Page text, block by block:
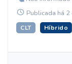
Publicada há 2
CLT Híbrido